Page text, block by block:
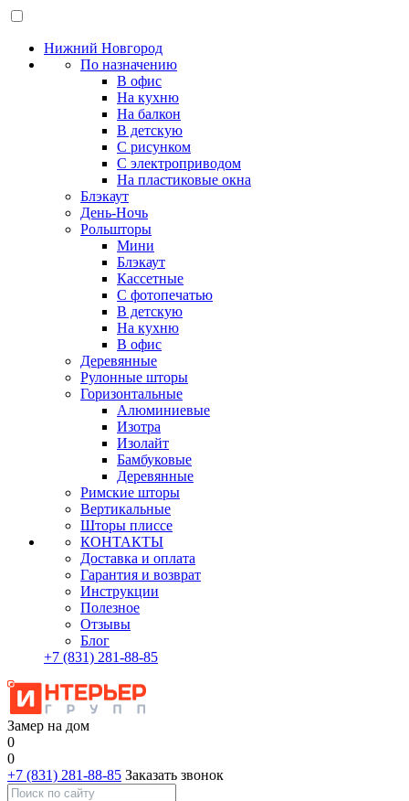
Нижний Новгород
По назначению
В офис
На кухню
На балкон
В детскую
С рисунком
С электроприводом
На пластиковые окна
Блэкаут
День-Ночь
Рольшторы
Мини
Блэкаут
Кассетные
С фотопечатью
В детскую
На кухню
В офис
Деревянные
Рулонные шторы
Горизонтальные
Алюминиевые
Изотра
Изолайт
Бамбуковые
Деревянные
Римские шторы
Вертикальные
Шторы плиссе
КОНТАКТЫ
Доставка и оплата
Гарантия и возврат
Инструкции
Полезное
Отзывы
Блог
+7 (831) 281-88-85
Замер на дом
0
0
+7 (831) 281-88-85 Заказать звонок